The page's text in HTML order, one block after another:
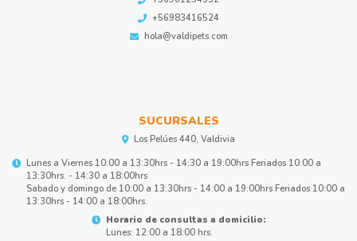
+56983416524
hola@valdipets.com
SUCURSALES
Los Pelúes 440, Valdivia
Lunes a Viernes 10:00 a 13:30hrs - 14:30 a 19:00hrs Feriados 10:00 a
13:30hrs. - 14:30 a 18:00hrs
Sabado y domingo de 10:00 a 13:30hrs - 14:00 a 19:00hrs Feriados 10:00 a
13:30hrs - 14:00 a 18:00hrs.
Horario de consultas a domicilio:
Lunes: 12:00 a 18:00 hrs.